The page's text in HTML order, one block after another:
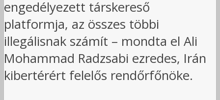
engedélyezett társkereső
platformja, az összes többi
illegálisnak számít – mondta el Ali
Mohammad Radzsabi ezredes, Irán
kibertérért felelős rendőrfőnöke.